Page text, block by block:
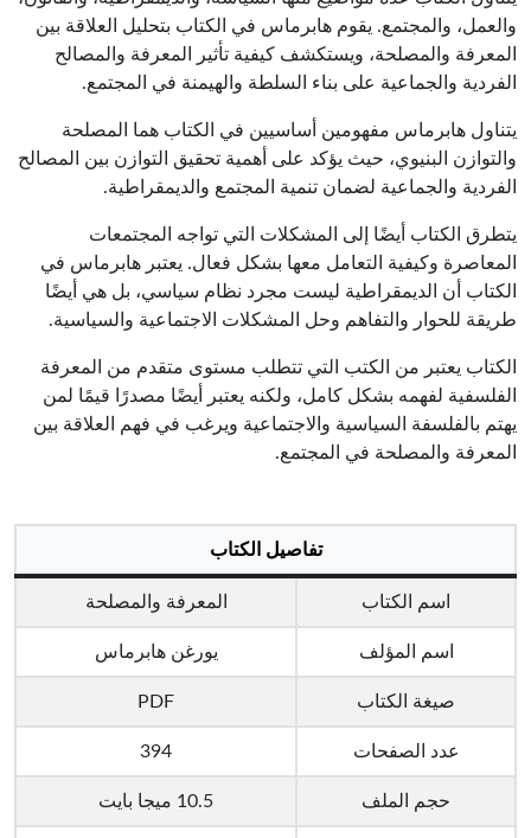
والعمل، والمجتمع. يقوم هابرماس في الكتاب بتحليل العلاقة بين
المعرفة والمصلحة، ويستكشف كيفية تأثير المعرفة والمصالح
الفردية والجماعية على بناء السلطة والهيمنة في المجتمع.
يتناول هابرماس مفهومين أساسيين في الكتاب هما المصلحة
والتوازن البنيوي، حيث يؤكد على أهمية تحقيق التوازن بين المصالح
الفردية والجماعية لضمان تنمية المجتمع والديمقراطية.
يتطرق الكتاب أيضًا إلى المشكلات التي تواجه المجتمعات
المعاصرة وكيفية التعامل معها بشكل فعال. يعتبر هابرماس في
الكتاب أن الديمقراطية ليست مجرد نظام سياسي، بل هي أيضًا
طريقة للحوار والتفاهم وحل المشكلات الاجتماعية والسياسية.
الكتاب يعتبر من الكتب التي تتطلب مستوى متقدم من المعرفة
الفلسفية لفهمه بشكل كامل، ولكنه يعتبر أيضًا مصدرًا قيمًا لمن
يهتم بالفلسفة السياسية والاجتماعية ويرغب في فهم العلاقة بين
المعرفة والمصلحة في المجتمع.
تفاصيل الكتاب
اسم الكتاب المعرفة والمصلحة
اسم المؤلف يورغن هابرماس
صيغة الكتاب PDF
عدد الصفحات 394
حجم الملف 10.5 ميجا بايت